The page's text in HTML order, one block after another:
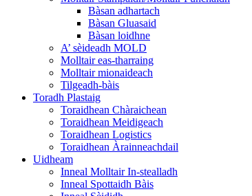
Bàsan adhartach
Bàsan Gluasaid
Bàsan loidhne
A’ sèideadh MOLD
Molltair eas-tharraing
Molltair mionaideach
Tilgeadh-bàis
Toradh Plastaig
Toraidhean Chàraichean
Toraidhean Meidigeach
Toraidhean Logistics
Toraidhean Àrainneachdail
Uidheam
Inneal Molltair In-stealladh
Inneal Spottaidh Bàis